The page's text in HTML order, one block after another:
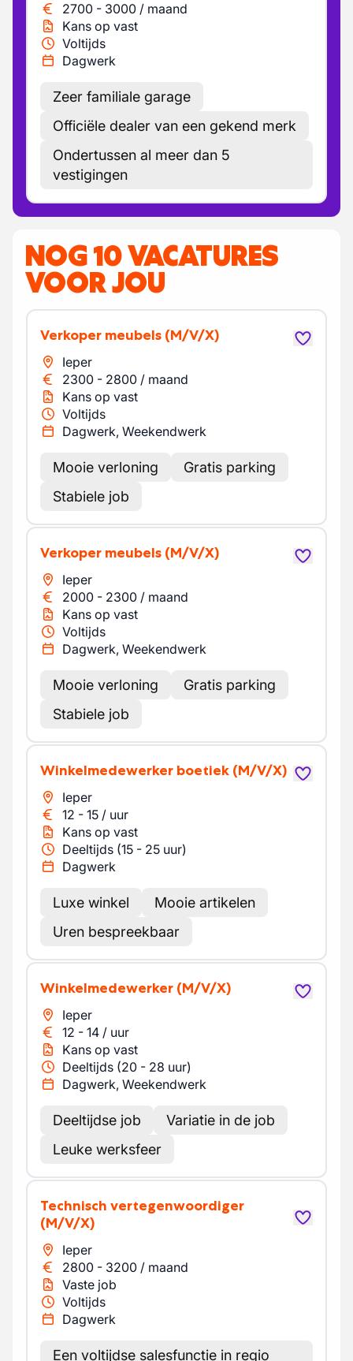
2700 - 3000 / maand
Kans op vast
Voltijds
Dagwerk
Zeer familiale garage
Officiële dealer van een gekend merk
Ondertussen al meer dan 5
vestigingen
NOG 10 VACATURES
VOOR JOU
Verkoper meubels (M/V/X)
Ieper
2300 - 2800 / maand
Kans op vast
Voltijds
Dagwerk, Weekendwerk
Mooie verloning
Gratis parking
Stabiele job
Verkoper meubels (M/V/X)
Ieper
2000 - 2300 / maand
Kans op vast
Voltijds
Dagwerk, Weekendwerk
Mooie verloning
Gratis parking
Stabiele job
Winkelmedewerker boetiek (M/V/X)
Ieper
12 - 15 / uur
Kans op vast
Deeltijds (15 - 25 uur)
Dagwerk
Luxe winkel
Mooie artikelen
Uren bespreekbaar
Winkelmedewerker (M/V/X)
Ieper
12 - 14 / uur
Kans op vast
Deeltijds (20 - 28 uur)
Dagwerk, Weekendwerk
Deeltijdse job
Variatie in de job
Leuke werksfeer
Technisch vertegenwoordiger
(M/V/X)
Ieper
2800 - 3200 / maand
Vaste job
Voltijds
Dagwerk
Een voltijdse salesfunctie in regio